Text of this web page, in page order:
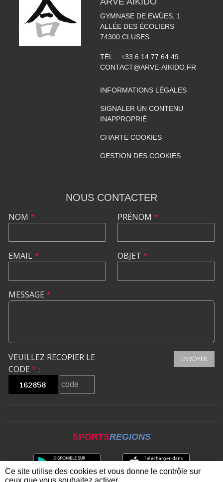
GYMNASE DE EWÜES, 1
ALLÉE DES ÉCOLIERS
74300 CLUSES
TÉL. : +33 6 14 77 64 49
CONTACT@ARVE-AIKIDO.FR
INFORMATIONS LÉGALES
SIGNALER UN CONTENU
INAPPROPRIÉ
CHARTE COOKIES
GESTION DES COOKIES
NOUS CONTACTER
NOM *
EMAIL*
PRÉNOM *
OBJET *
MESSAGE *
VEUILLEZ RECOPIER LE
CODE * :
ENVOYER
SPORTSREGIONS
Ce site utilise des cookies et vous donne le contrôle sur
ceux que vous souhaitez activer